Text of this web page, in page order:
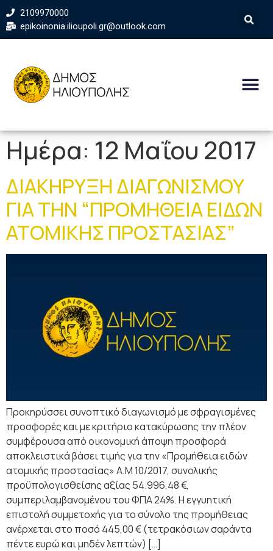
2109970000
epikoinonia.ilioupoli.gr@outlook.com
Ημέρα: 12 Μαΐου 2017
ΔΙΑΚΗΡΥΞΗ ΔΙΑΓΩΝΙΣΜΟΥ
ΓΙΑ ΤΗΝ “ΠΡΟΜΗΘΕΙΑ ΕΙΔΩΝ
ΑΤΟΜΙΚΗΣ ΠΡΟΣΤΑΣΙΑΣ”
Προκηρύσσει συνοπτικό διαγωνισμό με σφραγισμένες
προσφορές και με κριτήριο κατακύρωσης την πλέον
συμφέρουσα από οικονομική άποψη προσφορά
αποκλειστικά βάσει τιμής για την «Προμήθεια ειδών
ατομικής προστασίας» Α.Μ 10/2017, συνολικής
προϋπολογισθείσης αξίας 54.996,48 €,
συμπεριλαμβανομένου του ΦΠΑ 24%. Η εγγυητική
επιστολή συμμετοχής για το σύνολο της προμήθειας
ανέρχεται στο ποσό 445,00 € (τετρακόσιων σαράντα
πέντε ευρώ και μηδέν λεπτών) […]